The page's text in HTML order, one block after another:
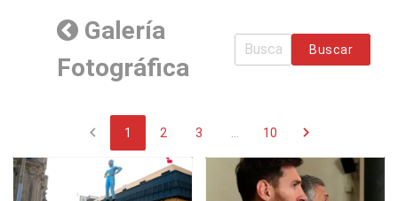
Galería
Fotográfica
Buscar
chevron_left 1 2 3 10 chevron_right